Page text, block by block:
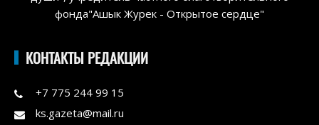
фонда"Ашык Журек - Открытое сердце"
КОНТАКТЫ РЕДАКЦИИ
+7 775 244 99 15
ks.gazeta@mail.ru